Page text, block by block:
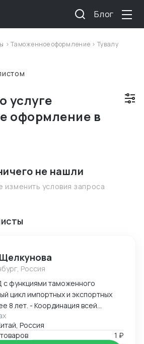
Блог
>Таможенное оформление > Тувалу
услуге
оформление в
не нашли
изменить условия запроса
Россия
функциями таможенного
цикл импортных и экспортных
8 лет. - Координация всей
Взаимодействие с: -
кода ТН
Россия
1 ₽